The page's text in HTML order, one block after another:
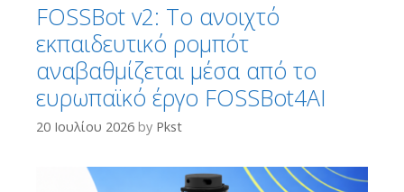
FOSSBot v2: Το ανοιχτό
εκπαιδευτικό ρομπότ
αναβαθμίζεται μέσα από το
ευρωπαϊκό έργο FOSSBot4AI
20 Ιουλίου 2026 by Pkst